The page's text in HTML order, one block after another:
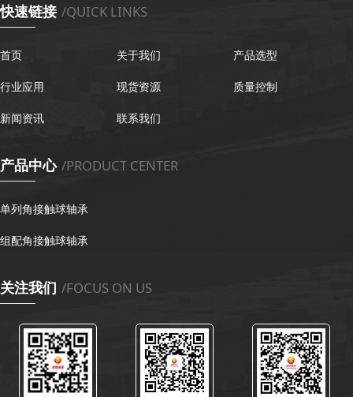
快速链接 /QUICK LINKS
首页 关于我们 产品选型
行业应用 现货资源 质量控制
新闻资讯 联系我们
产品中心 /PRODUCT CENTER
单列角接触球轴承
组配角接触球轴承
关注我们 /FOCUS ON US